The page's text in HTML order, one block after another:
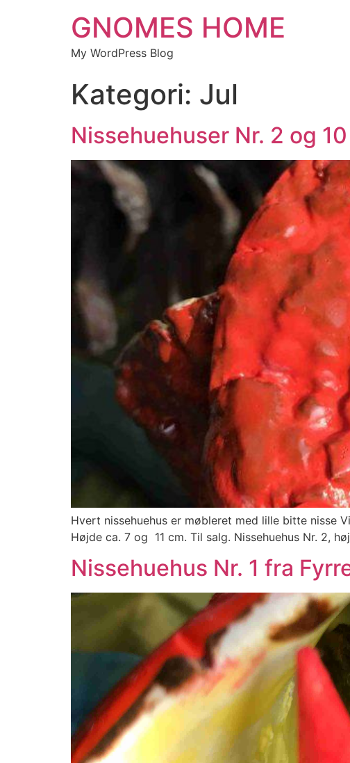
GNOMES HOME
My WordPress Blog
Kategori: Jul
Nissehuehuser Nr. 2 og
Hvert nissehuehus er møbleret med lille bitte nisse
Højde ca. 7 og 11 cm. Til salg. Nissehuehus Nr. 2,
Nissehuehus Nr. 1 fra